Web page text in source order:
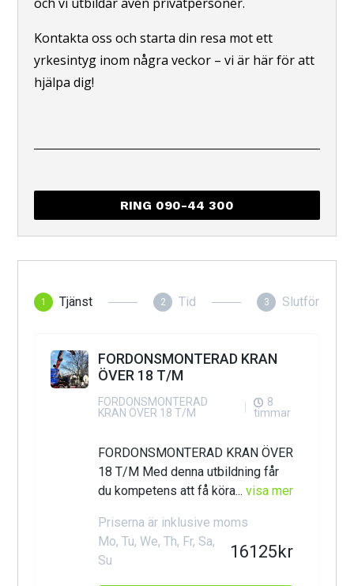
Kontakta oss och starta din resa mot ett
yrkesintyg inom några veckor – vi är här för att
hjälpa dig!
RING 090-44 300